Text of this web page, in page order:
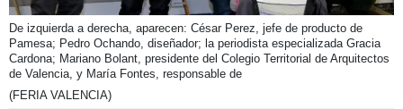
De izquierda a derecha, aparecen: César Perez, jefe de producto de
Pamesa; Pedro Ochando, diseñador; la periodista especializada Gracia
Cardona; Mariano Bolant, presidente del Colegio Territorial de Arquitectos
de Valencia, y María Fontes, responsable de
(FERIA VALENCIA)